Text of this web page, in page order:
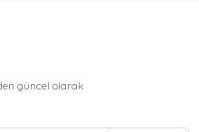
güncel olarak